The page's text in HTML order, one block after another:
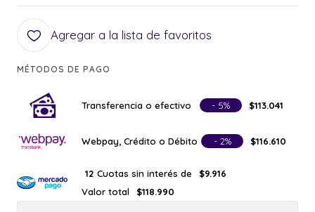
Agregar a la lista de favoritos
MÉTODOS DE PAGO
Transferencia o efectivo - 5% $113.041
Webpay, Crédito o Débito - 2% $116.610
12 Cuotas sin interés de
$9.916
Valor total
$118.990